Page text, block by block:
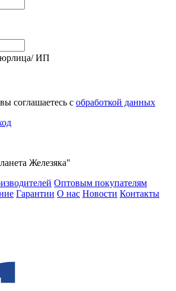
юрлица/ ИП
соглашаетесь с обработкой данных
Железяка"
Оптовым покупателям
Гарантии О нас Новости Контакты